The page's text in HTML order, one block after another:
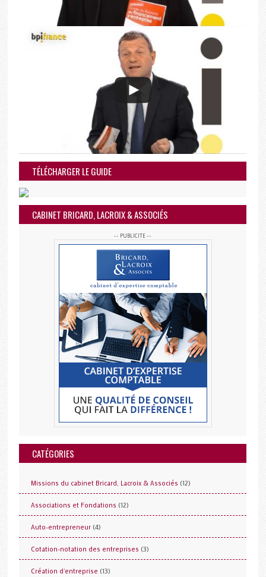
TÉLÉCHARGER LE GUIDE
CABINET BRICARD, LACROIX & ASSOCIÉS
-- PUBLICITE --
CATÉGORIES
Missions du cabinet Bricard, Lacroix & Associés (12)
Associations et Fondations (12)
Auto-entrepreneur (4)
Cotation-notation des entreprises (3)
Création d'entreprise (13)